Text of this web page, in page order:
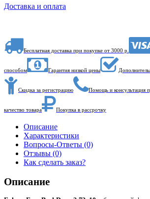
Доставка и оплата
Бесплатная доставка при покупке от 3000 р.
способом Гарантия низкой цены
Скидка за регистрацию Помощь и консультация
качество товара Покупка в рассрочку
Описание
Характеристики
Вопросы-Ответы (0)
Отзывы (0)
Как сделать заказ?
Описание